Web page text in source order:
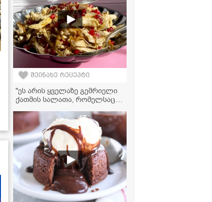
შეინახე რეცეპტი
"ეს არის ყველაზე გემრიელი
ქათმის სალათა, რომელსაც
უხდება" - ვიდეორეცეპტი